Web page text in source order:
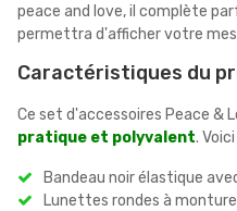
peace and love, il complète
permettra d'afficher votre
Caractéristiques du
Ce set d'accessoires Peace &
pratique et polyvalent.
Bandeau noir élastique
Lunettes rondes à